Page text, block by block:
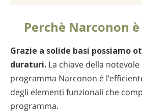
Perchè Narconon
Grazie a solide basi possiamo
duraturi. La chiave della
programma Narconon è
degli elementi funzionali che
programma.